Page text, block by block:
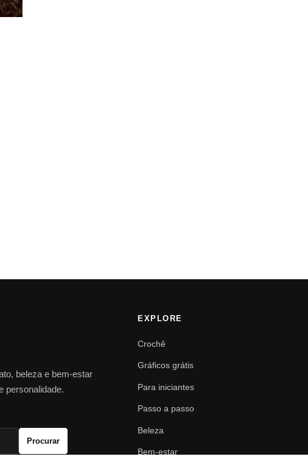
beleza e bem-estar
personalidade.
Procurar
EXPLORE
Crochê
Gráficos grátis
Para iniciantes
Passo a passo
Beleza
Bem-estar